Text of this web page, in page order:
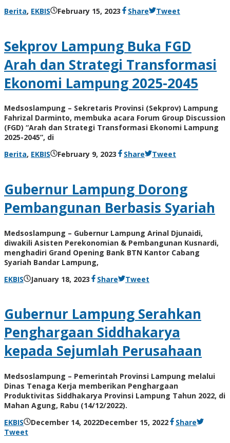
Berita, EKBIS February 15, 2023 byShare Tweet
Sekprov Lampung Buka FGD
Arah dan Strategi Transformasi
Ekonomi Lampung 2025-2045
Medsoslampung – Sekretaris Provinsi (Sekprov) Lampung
Fahrizal Darminto, membuka acara Forum Group Discussion
(FGD) “Arah dan Strategi Transformasi Ekonomi Lampung
2025-2045”, di
Berita, EKBIS February 9, 2023 byShare Tweet
Gubernur Lampung Dorong
Pembangunan Berbasis Syariah
Medsoslampung – Gubernur Lampung Arinal Djunaidi,
diwakili Asisten Perekonomian & Pembangunan Kusnardi,
menghadiri Grand Opening Bank BTN Kantor Cabang
Syariah Bandar Lampung,
EKBIS
January 18, 2023 byShare Tweet
Gubernur Lampung Serahkan
Penghargaan Siddhakarya
kepada Sejumlah Perusahaan
Medsoslampung – Pemerintah Provinsi Lampung melalui
Dinas Tenaga Kerja memberikan Penghargaan
Produktivitas Siddhakarya Provinsi Lampung Tahun 2022, di
Mahan Agung, Rabu (14/12/2022).
EKBIS
December 14, 2022December 15, 2022byShare
Tweet